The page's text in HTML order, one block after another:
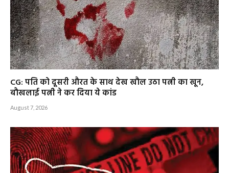
CG: पति को दूसरी औरत के साथ देख खौल उठा पत्नी का खून,
बौखलाई पत्नी ने कर दिया ये कांड
August 7, 2026